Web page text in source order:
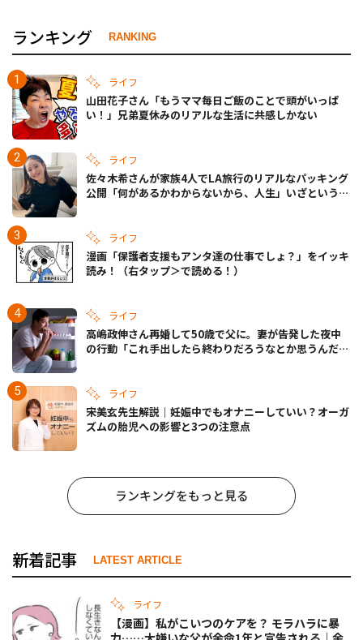
ランキング RANKING
ライフ
山田花子さん「もうママ毎日ご飯のことで頭がいっぱ
い！」兄弟夏休みのリアルな生活に共感しかない
ライフ
佐々木希さんが家族4人でLA旅行のリアルなパッキング
公開「何があるかわからないから、人生」いざというと
ライフ
漫画「保護者支援もアンタ達の仕事でしょ？」をイッキ
読み！（右タップ＞で読める！）
ライフ
高嶋政伸さん再婚して50歳で父に。妻が告発した夜中
の行動「これ手出したら終わりだろうなとか思うんだけ
ライフ
宋美玄先生解説｜妊娠中でもオナニーしていい？オーガ
ズムの胎児への影響と3つの注意点
ランキングをもっと見る
新着記事 LATEST ARTICLE
ライフ
【漫画】私がこいつのケアを？ モラハラに暴